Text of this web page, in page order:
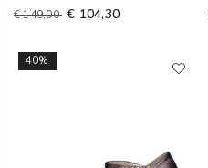
€ 149,00 € 104,30
40%